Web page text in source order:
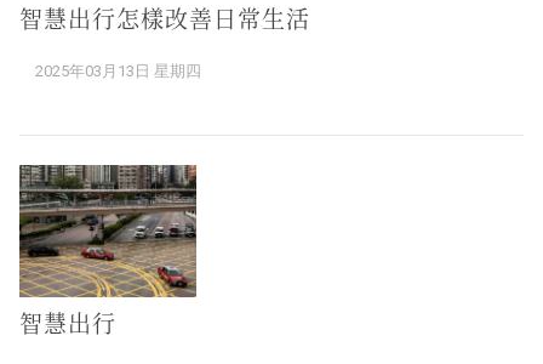
智慧出行怎樣改善日常生活
2025年03月13日 星期四
智慧出行